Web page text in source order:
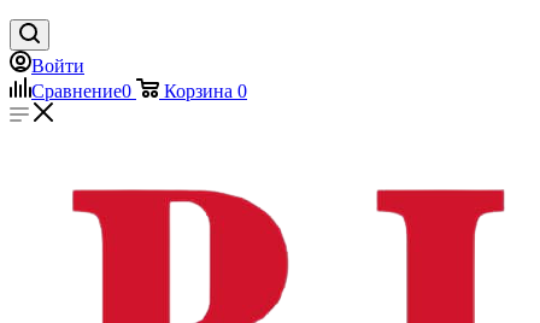
Войти
Сравнение0 Корзина 0